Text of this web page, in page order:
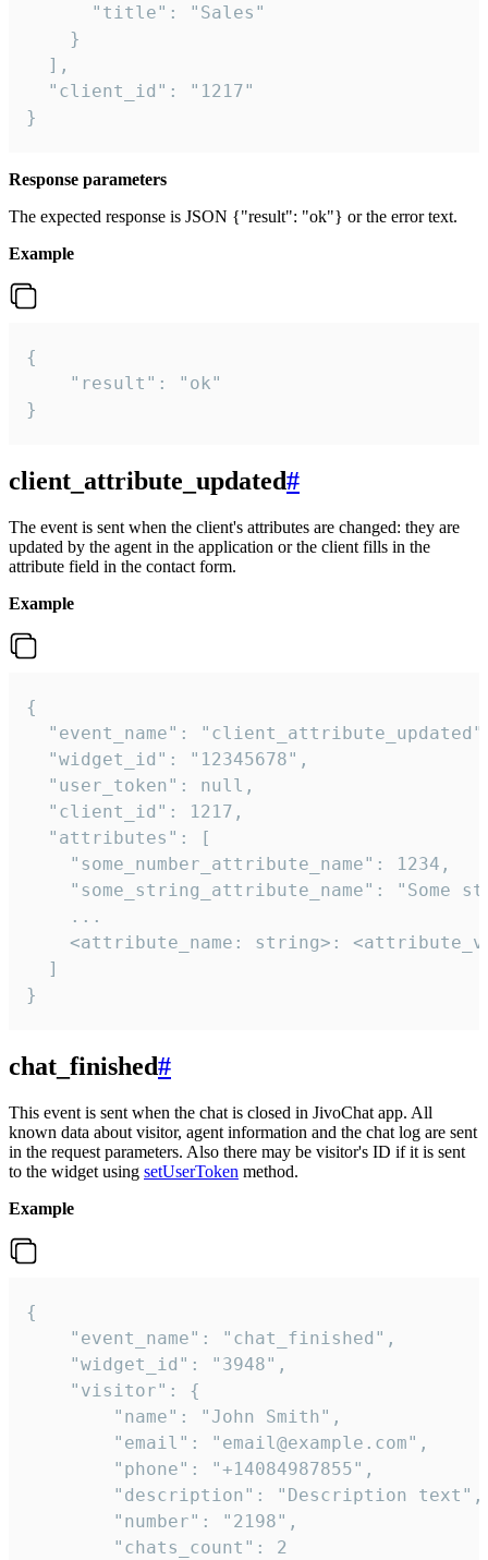
      "title": "Sales"
    }
  ],
  "client_id": "1217"
}
Response parameters
The expected response is JSON {"result": "ok"} or the error text.
Example
{
    "result": "ok"
}
client_attribute_updated#
The event is sent when the client's attributes are changed: they are
updated by the agent in the application or the client fills in the
attribute field in the contact form.
Example
{
"event_name":
  "widget_id": "12345678",
  "user_token": null,
  "client_id": 1217,
  "attributes": [
    "some_number_attribute_name": 1234,
"some_string_attribute_name": "Some
    ...
<attribute_name: string>:
  ]
}
chat_finished#
This event is sent when the chat is closed in JivoChat app. All
known data about visitor, agent information and the chat log are sent
in the request parameters. Also there may be visitor's ID if it is sent
to the widget using setUserToken method.
Example
{
    "event_name": "chat_finished",
    "widget_id": "3948",
    "visitor": {
        "name": "John Smith",
        "email": "email@example.com",
        "phone": "+14084987855",
        "description": "Description text",
        "number": "2198",
        "chats_count": 2